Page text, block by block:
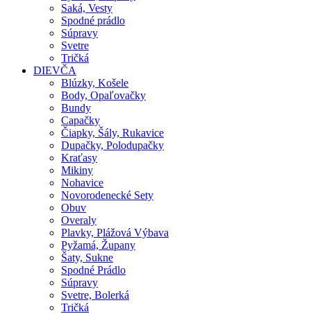
Saká, Vesty
Spodné prádlo
Súpravy
Svetre
Tričká
DIEVČA
Blúzky, Košele
Body, Opaľovačky
Bundy
Capačky
Čiapky, Šály, Rukavice
Dupačky, Polodupačky
Kraťasy
Mikiny
Nohavice
Novorodenecké Sety
Obuv
Overaly
Plavky, Plážová Výbava
Pyžamá, Župany
Šaty, Sukne
Spodné Prádlo
Súpravy
Svetre, Bolerká
Tričká